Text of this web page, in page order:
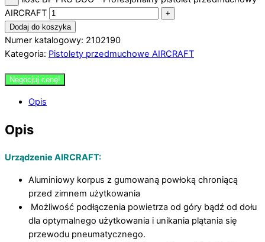
AIRCRAFT
+
Dodaj do koszyka
Numer katalogowy: 2102190
Kategoria: Pistolety przedmuchowe AIRCRAFT
Negocjuj cenę!
Opis
Opis
Urządzenie AIRCRAFT:
Aluminiowy korpus z gumowaną powłoką chroniącą
przed zimnem użytkowania
Możliwość podłączenia powietrza od góry bądź od dołu
dla optymalnego użytkowania i unikania plątania się
przewodu pneumatycznego.